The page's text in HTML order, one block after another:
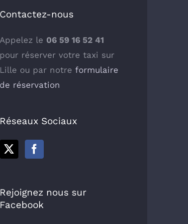
Contactez-nous
Appelez le 06 59 16 52 41
pour réserver votre taxi sur
Lille ou par notre formulaire
de réservation
Réseaux Sociaux
Rejoignez nous sur
Facebook